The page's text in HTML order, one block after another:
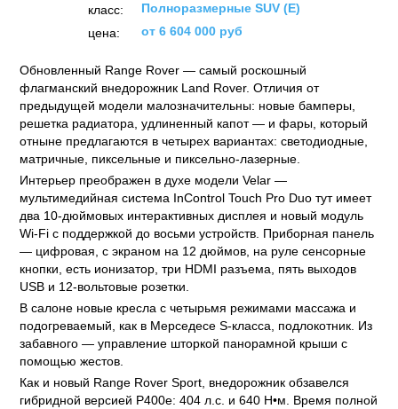
класс:
Полноразмерные SUV (E)
цена:
от 6 604 000 руб
Обновленный Range Rover — самый роскошный
флагманский внедорожник Land Rover. Отличия от
предыдущей модели малозначительны: новые бамперы,
решетка радиатора, удлиненный капот — и фары, который
отныне предлагаются в четырех вариантах: светодиодные,
матричные, пиксельные и пиксельно-лазерные.
Интерьер преображен в духе модели Velar —
мультимедийная система InControl Touch Pro Duo тут имеет
два 10-дюймовых интерактивных дисплея и новый модуль
Wi-Fi с поддержкой до восьми устройств. Приборная панель
— цифровая, с экраном на 12 дюймов, на руле сенсорные
кнопки, есть ионизатор, три HDMI разъема, пять выходов
USB и 12-вольтовые розетки.
В салоне новые кресла с четырьмя режимами массажа и
подогреваемый, как в Мерседесе S-класса, подлокотник. Из
забавного — управление шторкой панорамной крыши с
помощью жестов.
Как и новый Range Rover Sport, внедорожник обзавелся
гибридной версией P400e: 404 л.с. и 640 Н•м. Время полной